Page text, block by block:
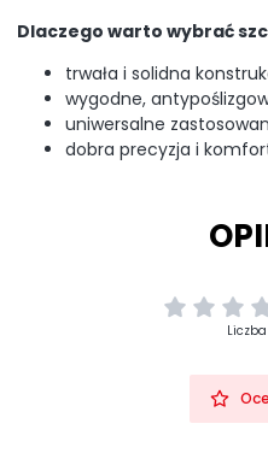
Dlaczego warto wybrać
trwała i solidna
wygodne,
uniwersalne
dobra precyzja i